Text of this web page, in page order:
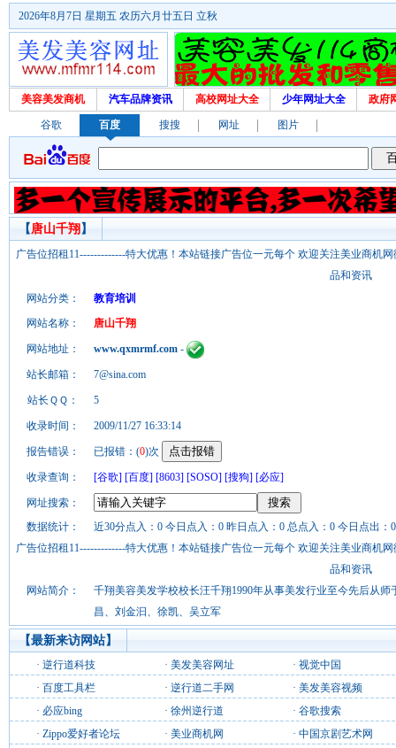
2026年8月7日 星期五 农历六月廿五日 立秋
美容美发商机 汽车品牌资讯 高校网址大全 少年网址大全 政府
谷歌 百度 搜搜 网址 图片
【 唐山千翔 】
广告位招租11-------------特大优惠！本站链接广告位一元每个 欢迎关注美业商机
品和资讯
网站分类：
教育培训
网站名称：
唐山千翔
网站地址： www.qxmrmf.com -
站长邮箱： 7@sina.com
站长ＱＱ： 5
收录时间： 2009/11/27 16:33:14
报告错误： 已报错：(0)次
收录查询： [谷歌] [百度] [8603] [SOSO] [搜狗] [必应]
网址搜索：
数据统计：
近30分点入：0 今日点入：0 昨日点入：0 总点入：0 今日点出：
广告位招租11-------------特大优惠！本站链接广告位一元每个 欢迎关注美业商机
品和资讯
网站简介：
千翔美容美发学校校长汪千翔1990年从事美发行业至今先后从
昌、刘金汩、徐凯、吴立军
【最新来访网站】
· 逆行道科技 · 美发美容网址 · 视觉中国
· 百度工具栏 · 逆行道二手网 · 美发美容视频
· 必应bing · 徐州逆行道 · 谷歌搜索
· Zippo爱好者论坛 · 美业商机网 · 中国京剧艺术网